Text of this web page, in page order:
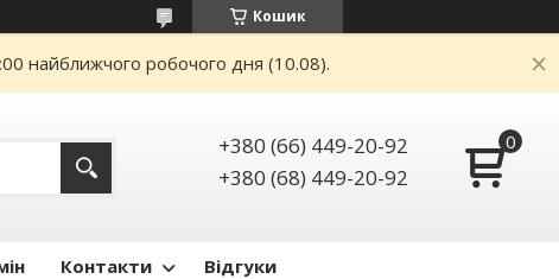
Кошик
найближчого робочого дня (10.08).
+380 (66) 449-20-92
+380 (68) 449-20-92
Контакти Відгуки